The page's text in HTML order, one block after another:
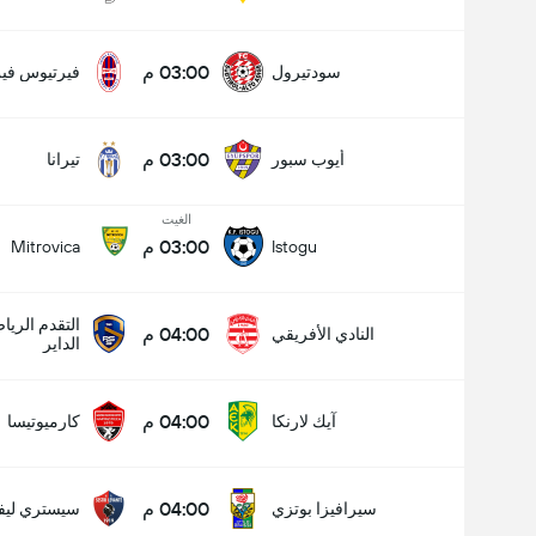
سودتيرول 03:00 م فيرتيوس
أيوب سبور 03:00 م تيرانا
Istogu
الغيت
03:00 م Mitrovica
النادي الأفريقي 04:00 م
التقدم
الداير
آيك لارنكا 04:00 م كارميوتيسا
سيرافيزا بوتزي 04:00 م سيستري